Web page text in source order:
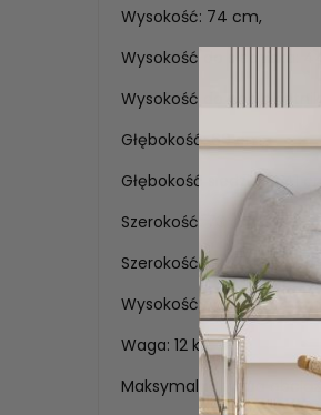
Wysokość: 74 cm,
Wysokość do siedziska:
Wysokość do
Głębokość: 60 cm,
Głębokość siedziska: 41
Szerokość: 73 cm,
Szerokość siedziska: 42 cm,
Wysokość oparcia: 34 cm,
Waga: 12 kg,
Maksymalna waga